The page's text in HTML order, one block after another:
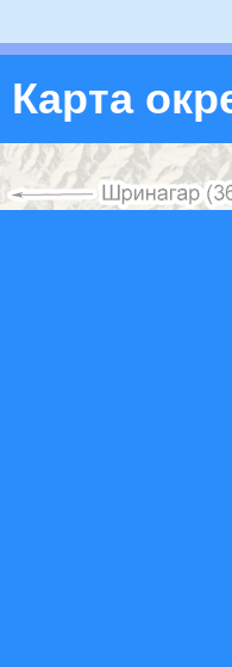
Карта